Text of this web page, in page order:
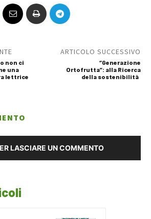
non ci
una
lettrice
ARTICOLO SUCCESSIVO
“Generazione
Ortofrutta”: alla Ricerca
della sostenibilità
LASCIARE UN COMMENTO